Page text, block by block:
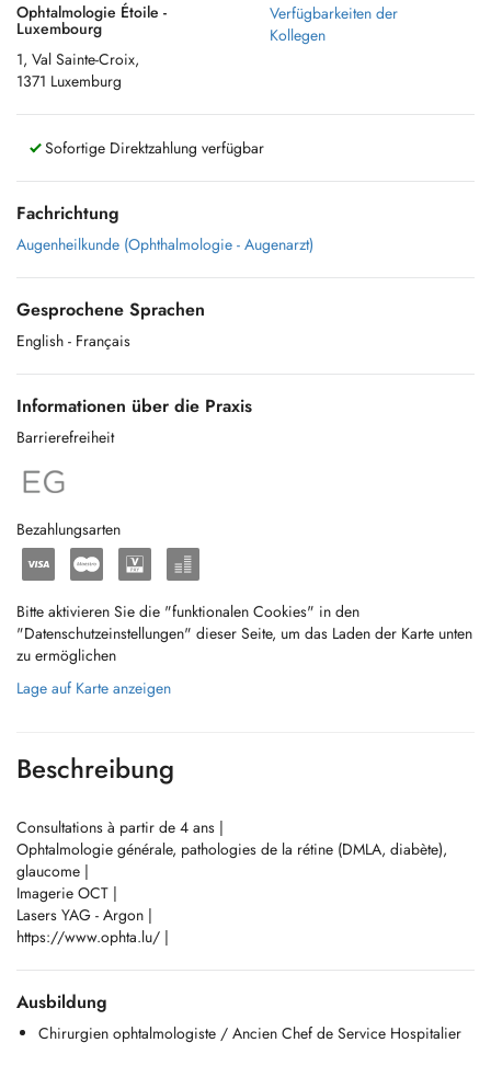
Ophtalmologie Étoile -
Luxembourg
1, Val Sainte-Croix,
1371 Luxemburg
Verfügbarkeiten der
Kollegen
Sofortige Direktzahlung verfügbar
Fachrichtung
Augenheilkunde (Ophthalmologie - Augenarzt)
Gesprochene Sprachen
English - Français
Informationen über die Praxis
Barrierefreiheit
Bezahlungsarten
Bitte aktivieren Sie die "funktionalen Cookies" in den
"Datenschutzeinstellungen" dieser Seite, um das Laden der Karte unten
zu ermöglichen
Lage auf Karte anzeigen
Beschreibung
Consultations à partir de 4 ans |
Ophtalmologie générale, pathologies de la rétine (DMLA, diabète),
glaucome |
Imagerie OCT |
Lasers YAG - Argon |
https://www.ophta.lu/ |
Ausbildung
Chirurgien ophtalmologiste / Ancien Chef de Service Hospitalier